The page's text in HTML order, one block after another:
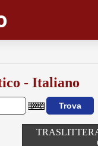
- Italiano